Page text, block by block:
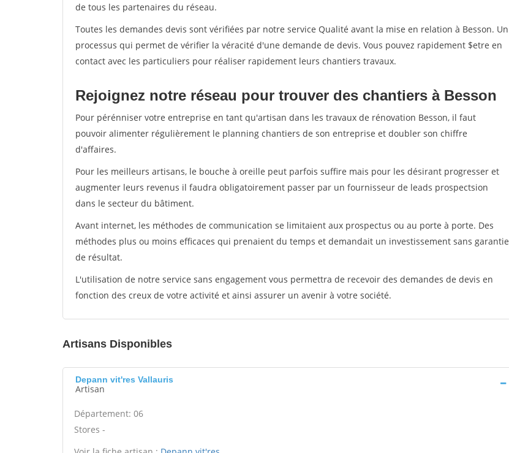
de tous les partenaires du réseau.
Toutes les demandes devis sont vérifiées par notre service Qualité avant la mise en relation à Besson. Un
processus qui permet de vérifier la véracité d'une demande de devis. Vous pouvez rapidement $etre en
contact avec les particuliers pour réaliser rapidement leurs chantiers travaux.
Rejoignez notre réseau pour trouver des chantiers à Besson
Pour pérénniser votre entreprise en tant qu'artisan dans les travaux de rénovation Besson, il faut
pouvoir alimenter régulièrement le planning chantiers de son entreprise et doubler son chiffre
d'affaires.
Pour les meilleurs artisans, le bouche à oreille peut parfois suffire mais pour les désirant progresser et
augmenter leurs revenus il faudra obligatoirement passer par un fournisseur de leads prospectsion
dans le secteur du bâtiment.
Avant internet, les méthodes de communication se limitaient aux prospectus ou au porte à porte. Des
méthodes plus ou moins efficaces qui prenaient du temps et demandait un investissement sans garantie
de résultat.
L'utilisation de notre service sans engagement vous permettra de recevoir des demandes de devis en
fonction des creux de votre activité et ainsi assurer un avenir à votre société.
Artisans Disponibles
Depann vit'res Vallauris
Artisan
Département: 06
Stores -